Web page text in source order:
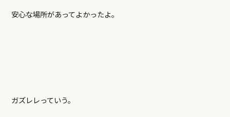
安心な場所があってよかったよ。
ガズレレっていう。